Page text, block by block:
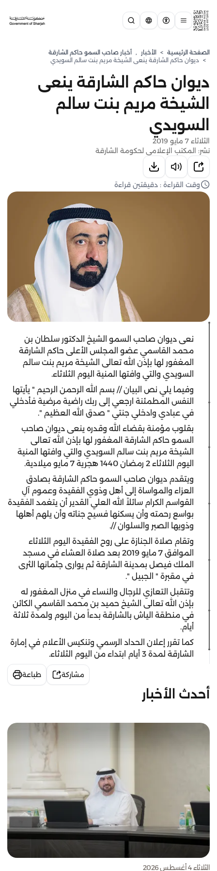
الصفحة الرئيسية > الأخبار , أخبار صاحب السمو حاكم الشارقة
> ديوان حاكم الشارقة ينعى الشيخة مريم بنت سالم السويدي
ديوان حاكم الشارقة ينعى
الشيخة مريم بنت سالم
السويدي
الثلاثاء 7 مايو 2019
نشر: المكتب الإعلامي لحكومة الشارقة
وقت القراءة : دقيقتين قراءة
نعى ديوان صاحب السمو الشيخ الدكتور سلطان بن
محمد القاسمي عضو المجلس الأعلى حاكم الشارقة
المغفور لها بإذن الله تعالى الشيخة مريم بنت سالم
السويدي والتي وافتها المنية اليوم الثلاثاء.
وفيما يلي نص البيان // بسم الله الرحمن الرحيم " يأيتها
النفس المطمئنة ارجعي إلى ربك راضية مرضية فأدخلي
في عبادي وادخلي جنتي " صدق الله العظيم ".
بقلوب مؤمنة بقضاء الله وقدره ينعى ديوان صاحب
السمو حاكم الشارقة المغفور لها بإذن الله تعالى
الشيخة مريم بنت سالم السويدي والتي وافتها المنية
اليوم الثلاثاء 2 رمضان 1440 هجرية 7 مايو ميلادية.
ويتقدم ديوان صاحب السمو حاكم الشارقة بصادق
العزاء والمواساة إلى أهل وذوي الفقيدة وعموم آلِ
القواسم الكرام سائلاً الله العلي القدير أن يتغمد الفقيدة
بواسع رحمته وأن يسكنها فسيح جناته وأن يلهم أهلها
وذويها الصبر والسلوان //.
وتقام صلاة الجنازة على روح الفقيدة اليوم الثلاثاء
الموافق 7 مايو 2019 بعد صلاة العشاء في مسجد
الملك فيصل بمدينة الشارقة ثم يوارى جثمانها الثرى
في مقبرة " الجبيل ".
وتتقبل التعازي للرجال والنساء في منزل المغفور له
بإذن الله تعالى الشيخ حميد بن محمد القاسمي الكائن
في منطقة الياش بالشارقة بدءاً من اليوم ولمدة ثلاثة
أيام.
كما تقرر إعلان الحداد الرسمي وتنكيس الأعلام في إمارة
الشارقة لمدة 3 أيام ابتداء من اليوم الثلاثاء.
مشاركة طباعة
أحدث الأخبار
الثلاثاء 4 أغسطس 2026